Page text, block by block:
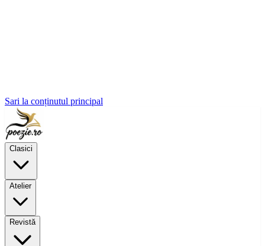
Sari la conținutul principal
Clasici
Atelier
Revistă